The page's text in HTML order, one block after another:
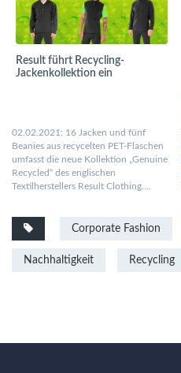
Result führt Recycling-
Jackenkollektion ein
02.02.2021: 16 Jacken und fünf
Beanies aus recycelten PET-Flaschen
umfasst die neue Kollektion „Genuine
Recycled“ des englischen
Textilherstellers Result Clothing.…
Corporate Fashion
Nachhaltigkeit Recycling